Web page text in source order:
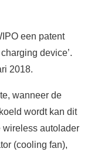
een patent
device’.
2018.
wanneer de
wordt kan dit
wireless autolader
(cooling fan),